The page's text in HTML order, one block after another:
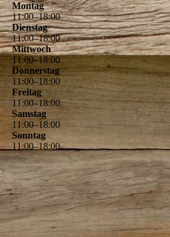
Montag
11:00–18:00
Dienstag
11:00–18:00
Mittwoch
11:00–18:00
Donnerstag
11 :00–18:00
Freitag
11:00–18:00
Samstag
11 :00–18:00
Sonntag
11:00–18:00